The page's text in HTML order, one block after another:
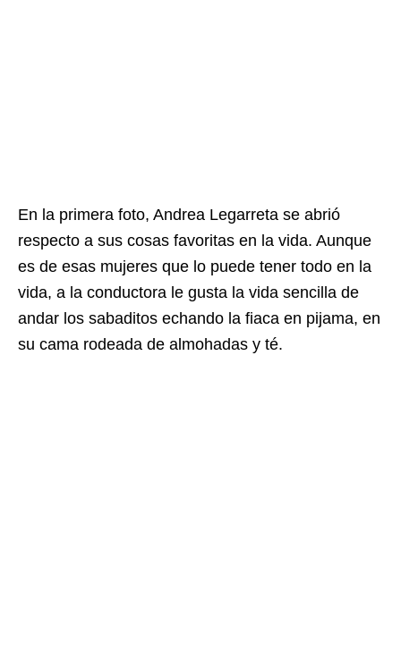
En la primera foto, Andrea Legarreta se abrió
respecto a sus cosas favoritas en la vida. Aunque
es de esas mujeres que lo puede tener todo en la
vida, a la conductora le gusta la vida sencilla de
andar los sabaditos echando la fiaca en pijama, en
su cama rodeada de almohadas y té.